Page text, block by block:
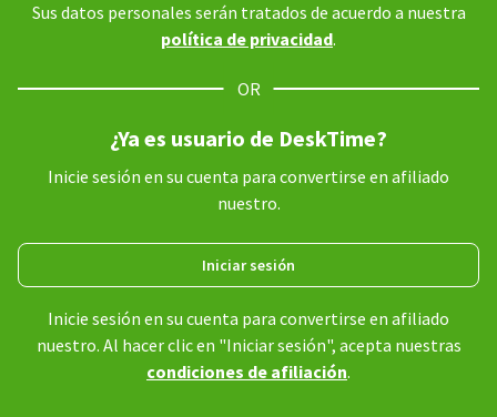
Sus datos personales serán tratados de acuerdo a nuestra
política de privacidad.
OR
¿Ya es usuario de DeskTime?
Inicie sesión en su cuenta para convertirse en afiliado
nuestro.
Iniciar sesión
Inicie sesión en su cuenta para convertirse en afiliado
nuestro. Al hacer clic en "Iniciar sesión", acepta nuestras
condiciones de afiliación.